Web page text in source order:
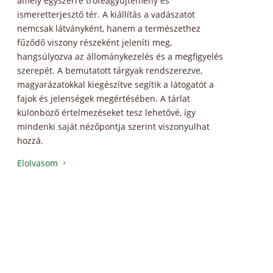
ismeretterjesztő tér. A kiállítás a vadászatot
nemcsak látványként, hanem a természethez
fűződő viszony részeként jeleníti meg,
hangsúlyozva az állománykezelés és a megfigyelés
szerepét. A bemutatott tárgyak rendszerezve,
magyarázatokkal kiegészítve segítik a látogatót a
fajok és jelenségek megértésében. A tárlat
különböző értelmezéseket tesz lehetővé, így
mindenki saját nézőpontja szerint viszonyulhat
hozzá.
Elolvasom
5